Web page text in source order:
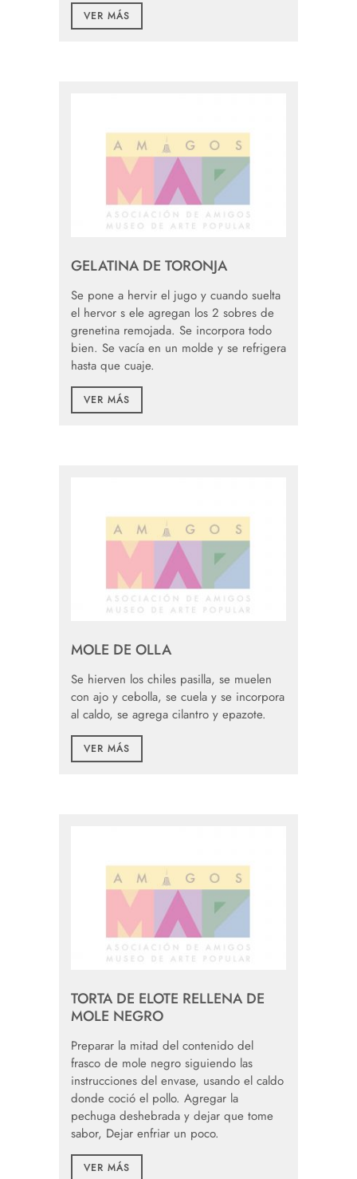
VER MÁS
GELATINA DE TORONJA
Se pone a hervir el jugo y cuando suelta
el hervor s ele agregan los 2 sobres de
grenetina remojada. Se incorpora todo
bien. Se vacía en un molde y se refrigera
hasta que cuaje.
VER MÁS
MOLE DE OLLA
Se hierven los chiles pasilla, se muelen
con ajo y cebolla, se cuela y se incorpora
al caldo, se agrega cilantro y epazote.
VER MÁS
TORTA DE ELOTE RELLENA DE
MOLE NEGRO
Preparar la mitad del contenido del
frasco de mole negro siguiendo las
instrucciones del envase, usando el caldo
donde coció el pollo. Agregar la
pechuga deshebrada y dejar que tome
sabor, Dejar enfriar un poco.
VER MÁS